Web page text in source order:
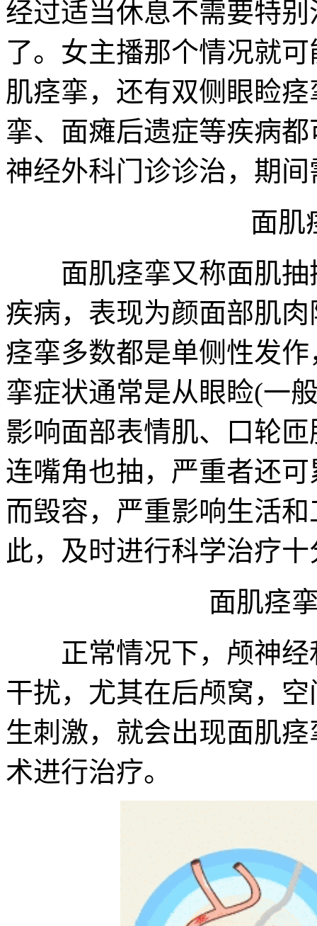
经过适当休息不需要特
了。女主播那个情况就
肌痉挛，还有双侧眼睑
挛、面瘫后遗症等疾病
神经外科门诊诊治，期
面肌痉
面肌痉挛又称面肌抽
疾病，表现为颜面部肌
痉挛多数都是单侧性发
挛症状通常是从眼睑(一
影响面部表情肌、口轮
连嘴角也抽，严重者还
而毁容，严重影响生活
此，及时进行科学治疗
面肌痉挛
正常情况下，颅神经
干扰，尤其在后颅窝，
生刺激，就会出现面肌
术进行治疗。